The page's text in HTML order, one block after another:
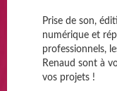
Prise de son,
numérique et
professionnels,
Renaud sont à
vos projets !